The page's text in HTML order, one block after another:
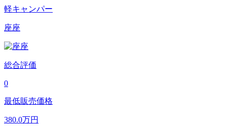
軽キャンパー
座座
総合評価
0
最低販売価格
380.0万円